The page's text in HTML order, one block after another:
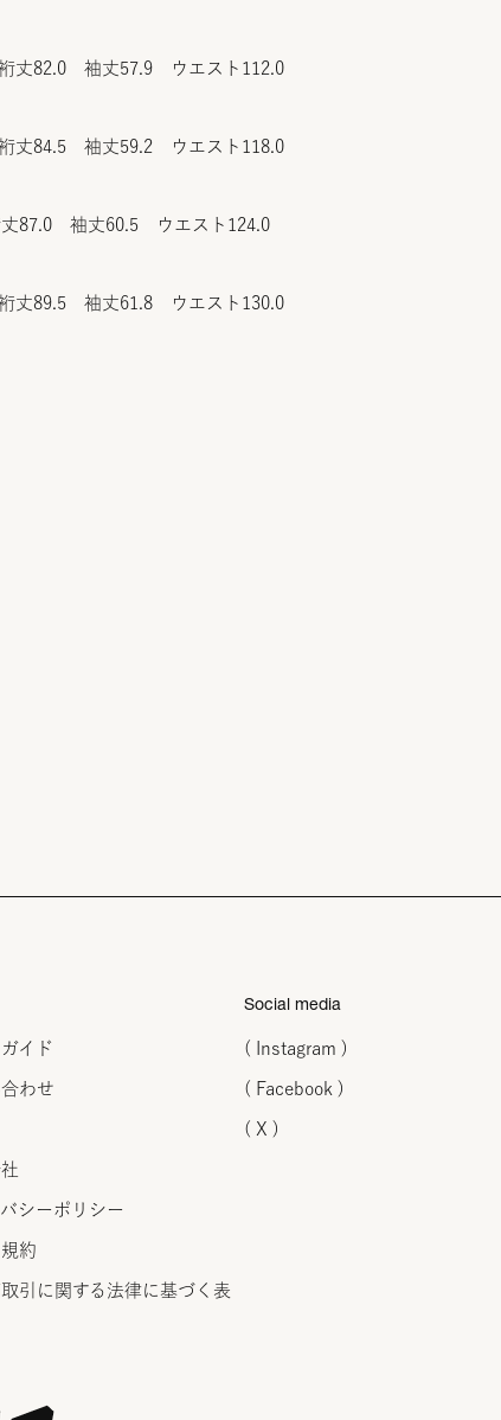
丈82.0 袖丈57.9 ウエスト112.0
丈84.5 袖丈59.2 ウエスト118.0
87.0 袖丈60.5 ウエスト124.0
丈89.5 袖丈61.8 ウエスト130.0
イド
わせ
シーポリシー
約
引に関する法律に 基づく表
Social media
( Instagram )
( Facebook )
( X )